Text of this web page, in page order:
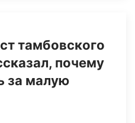
тамбовского
почему
за малую